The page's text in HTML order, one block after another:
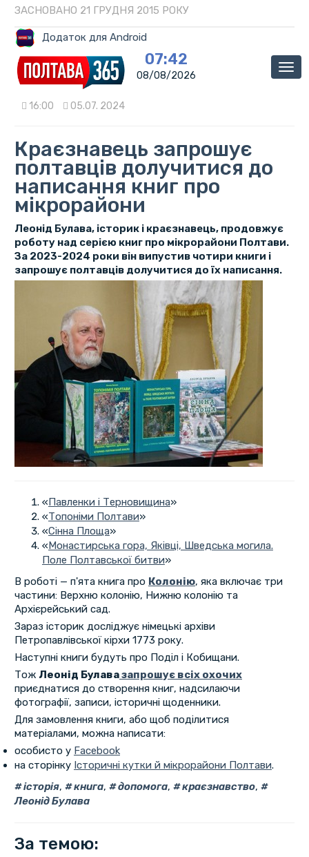
ЗАСНОВАНО 21 ГРУДНЯ 2015 РОКУ
Додаток для Android
07:42
08/08/2026
16:00 05.07. 2024
Краєзнавець запрошує
полтавців долучитися до
написання книг про
мікрорайони
Леонід Булава, історик і краєзнавець, продовжує
роботу над серією книг про мікрорайони Полтави.
За 2023-2024 роки він випустив чотири книги і
запрошує полтавців долучитися до їх написання.
«Павленки і Терновищина»
«Топоніми Полтави»
«Сінна Площа»
«Монастирська гора, Яківці, Шведська могила.
Поле Полтавської битви»
В роботі — п'ята книга про Колонію, яка включає три
частини: Верхню колонію, Нижню колонію та
Архієрейський сад.
Зараз історик досліджує німецькі архіви
Петропавлівської кірхи 1773 року.
Наступні книги будуть про Поділ і Кобищани.
Тож Леонід Булавазапрошує всіх охочих
приєднатися до створення книг, надсилаючи
фотографії, записи, історичні щоденники.
Для замовлення книги, або щоб поділитися
матеріалами, можна написати:
особисто у Facebook
на сторінку Історичні кутки й мікрорайони Полтави.
історія, книга, допомога, краєзнавство,
Леонід Булава
За темою: